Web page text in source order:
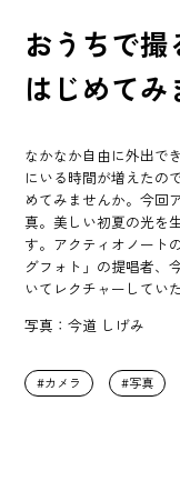
おうちで撮
はじめてみ
なかなか自由に外出で
にいる時間が増えたの
めてみませんか。今回
真。美しい初夏の光を
す。アクティオノート
グフォト」の提唱者、
いてレクチャーしてい
写真：今道 しげみ
カメラ 写真